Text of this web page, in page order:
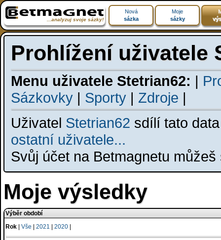
...analyzuj svoje sázky!
Nová
sázka
Moje
sázky
Prohlížení uživatele
Menu uživatele Stetrian62: |
Sázkovky | Sporty | Zdroje |
Uživatel Stetrian62 sdílí tato
ostatní uživatele...
Svůj účet na Betmagnetu
Moje výsledky
Výběr období
Rok
Vše 2021 2020